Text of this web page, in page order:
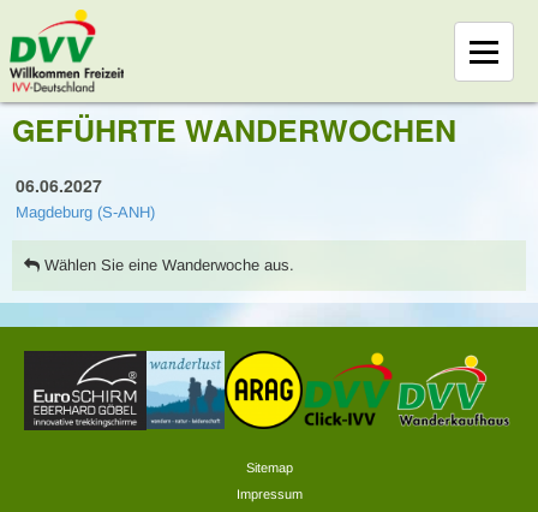
GEFÜHRTE WANDERWOCHEN
06.06.2027
Magdeburg (S-ANH)
Wählen Sie eine Wanderwoche aus.
Sitemap
Impressum